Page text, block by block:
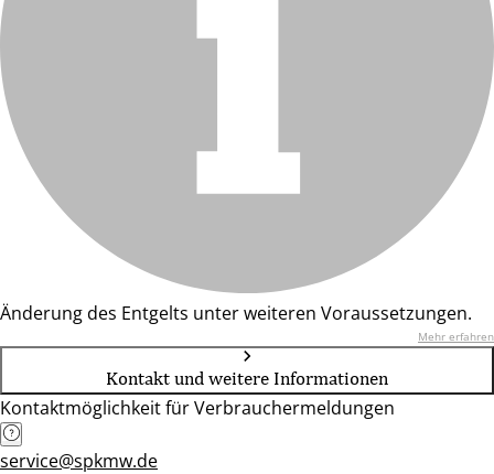
Änderung des Entgelts unter weiteren Voraussetzungen.
Mehr erfahren
Kontakt und weitere Informationen
Kontaktmöglichkeit für Verbrauchermeldungen
service@spkmw.de